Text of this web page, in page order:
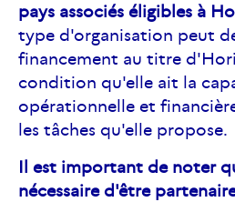
pays associés éligibles à
type d'organisation peut
financement au titre
condition qu'elle ait la
opérationnelle et
les tâches qu'elle propose.
Il est important de noter
nécessaire d'être